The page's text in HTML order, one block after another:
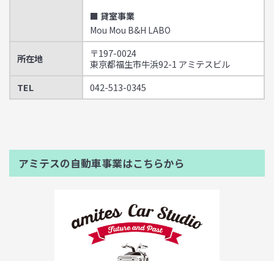
■ 貸室事業
Mou Mou B&H LABO
所在地
〒197-0024
東京都福生市牛浜92-1 アミテスビル
TEL
042-513-0345
アミテスの自動車事業はこちらから